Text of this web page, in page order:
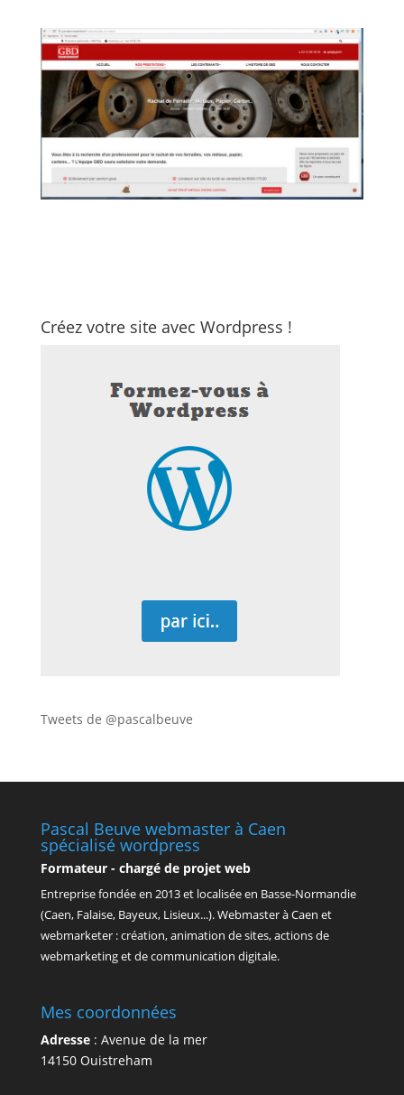
Créez votre site avec Wordpress !
Tweets de @pascalbeuve
Pascal Beuve webmaster à Caen
spécialisé wordpress
Formateur - chargé de projet web
Entreprise fondée en 2013et localisée en Basse-Normandie
(Caen, Falaise, Bayeux, Lisieux...). Webmaster à Caen et
webmarketer : création, animation de sites, actions de
webmarketing et de communication digitale.
Mes coordonnées
Adresse: Avenue de la mer
14150 Ouistreham